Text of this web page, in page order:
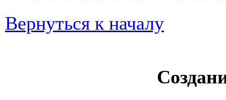
Вернуться к началу